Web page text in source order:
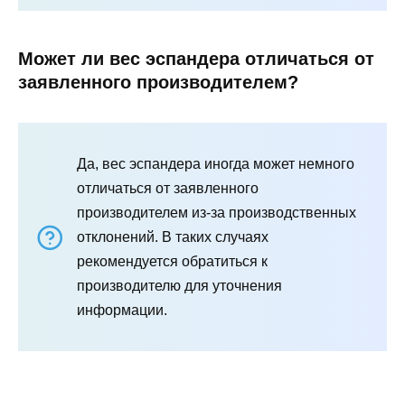
Может ли вес эспандера отличаться от
заявленного производителем?
Да, вес эспандера иногда может немного
отличаться от заявленного
производителем из-за производственных
отклонений. В таких случаях
рекомендуется обратиться к
производителю для уточнения
информации.